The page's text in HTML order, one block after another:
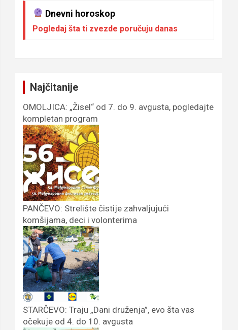
Dnevni horoskop
Pogledaj šta ti zvezde poručuju danas
Najčitanije
OMOLJICA: „Žisel“ od 7. do 9. avgusta, pogledajte
kompletan program
PANČEVO: Strelište čistije zahvaljujući
komšijama, deci i volonterima
STARČEVO: Traju „Dani druženja”, evo šta vas
očekuje od 4. do 10. avgusta